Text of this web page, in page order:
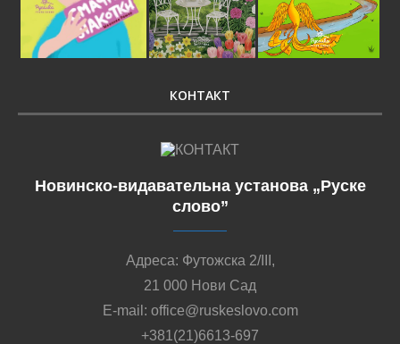
КОНТАКТ
Новинско-видавательна установа „Руске
слово”
Адреса: Футожска 2/III,
21 000 Нови Сад
E-mail: office@ruskeslovo.com
+381(21)6613-697